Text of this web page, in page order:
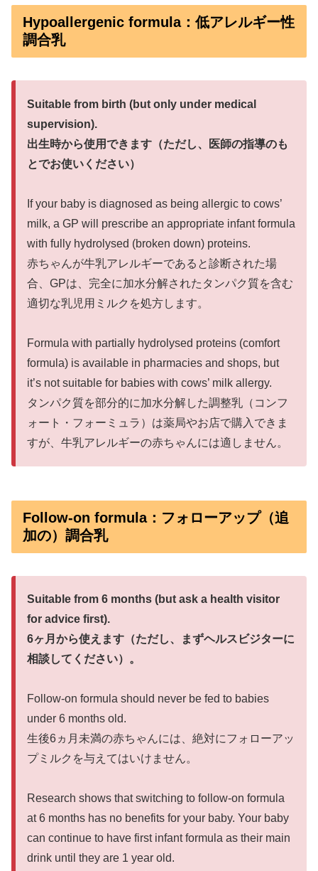
Hypoallergenic formula：低アレルギー性
調合乳
Suitable from birth (but only under medical
supervision).
出生時から使用できます（ただし、医師の指導のも
とでお使いください）
If your baby is diagnosed as being allergic to cows’
milk, a GP will prescribe an appropriate infant formula
with fully hydrolysed (broken down) proteins.
赤ちゃんが牛乳アレルギーであると診断された場
合、GPは、完全に加水分解されたタンパク質を含む
適切な乳児用ミルクを処方します。
Formula with partially hydrolysed proteins (comfort
formula) is available in pharmacies and shops, but
it’s not suitable for babies with cows’ milk allergy.
タンパク質を部分的に加水分解した調整乳（コンフ
ォート・フォーミュラ）は薬局やお店で購入できま
すが、牛乳アレルギーの赤ちゃんには適しません。
Follow-on formula：フォローアップ（追
加の）調合乳
Suitable from 6 months (but ask a health visitor
for advice first).
6ヶ月から使えます（ただし、まずヘルスビジターに
相談してください）。
Follow-on formula should never be fed to babies
under 6 months old.
生後6ヵ月未満の赤ちゃんには、絶対にフォローアッ
プミルクを与えてはいけません。
Research shows that switching to follow-on formula
at 6 months has no benefits for your baby. Your baby
can continue to have first infant formula as their main
drink until they are 1 year old.